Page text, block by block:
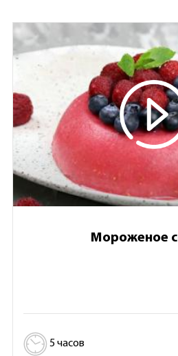
Мороженое
5 часов